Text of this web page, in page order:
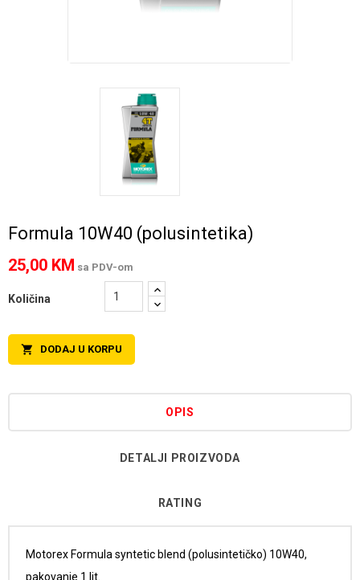
Formula 10W40 (polusintetika)
25,00 KM sa PDV-om
Količina
 DODAJ U KORPU
OPIS
DETALJI PROIZVODA
RATING
Motorex Formula syntetic blend (polusintetičko) 10W40,
pakovanje 1 lit.